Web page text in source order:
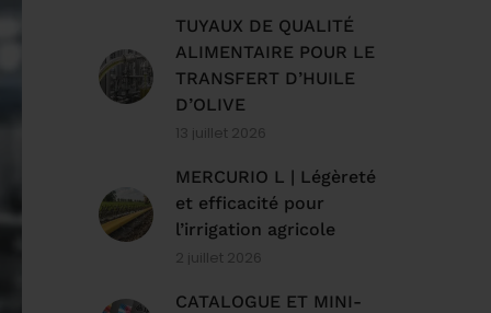
TUYAUX DE QUALITÉ
ALIMENTAIRE POUR LE
TRANSFERT D’HUILE
D’OLIVE
13 juillet 2026
MERCURIO L | Légèreté
et efficacité pour
l’irrigation agricole
2 juillet 2026
CATALOGUE ET MINI-